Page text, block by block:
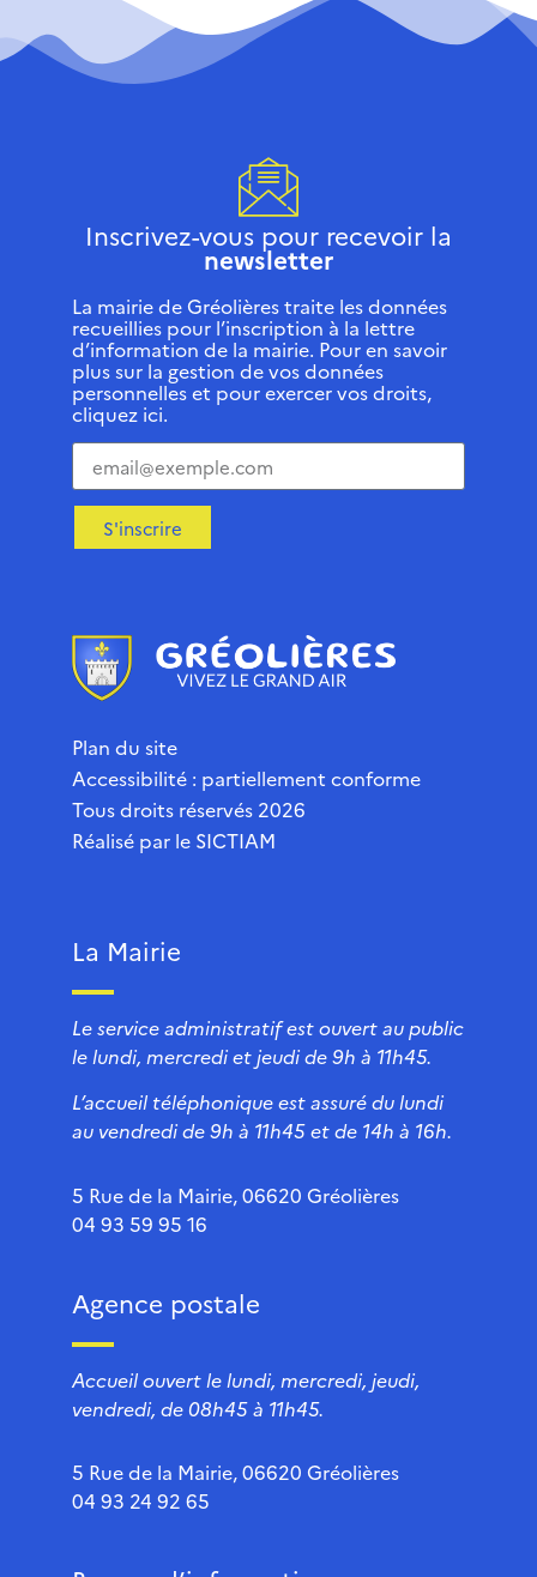
Inscrivez-vous pour recevoir la
newsletter
La mairie de Gréolières traite les données
recueillies pour l’inscription à la lettre
d’information de la mairie. Pour en savoir
plus sur la gestion de vos données
personnelles et pour exercer vos droits,
cliquez ici.
S'inscrire
Plan du site
Accessibilité : partiellement conforme
Tous droits réservés 2026
Réalisé par le SICTIAM
La Mairie
Le service administratif est ouvert au public
le lundi, mercredi et jeudi de 9h à 11h45.
L’accueil téléphonique est assuré du lundi
au vendredi de 9h à 11h45 et de 14h à 16h.
5 Rue de la Mairie, 06620 Gréolières
04 93 59 95 16
Agence postale
Accueil ouvert le lundi, mercredi, jeudi,
vendredi, de 08h45 à 11h45.
5 Rue de la Mairie, 06620 Gréolières
04 93 24 92 65